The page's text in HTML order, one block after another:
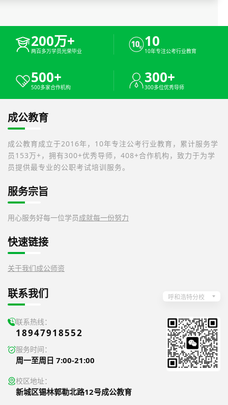
200万+
两百多万学员光荣毕业
10
10年专注公考行业教育
500+
500多家合作机构
300+
300多位优秀导师
成公教育
成公教育成立于2016年，10年专注公考行业教育，累计服务学
员153万+，拥有300+优秀导师，408+合作机构，致力于为学
员提供最专业的公职考试培训服务。
服务宗旨
用心服务好每一位学员成就每一份努力
快速链接
关于我们成公师资
联系我们 呼和浩特分校
联系热线：
18947918552
服务时间：
周一至周日 7:00-21:00
校区地址：
新城区锡林郭勒北路12号成公教育